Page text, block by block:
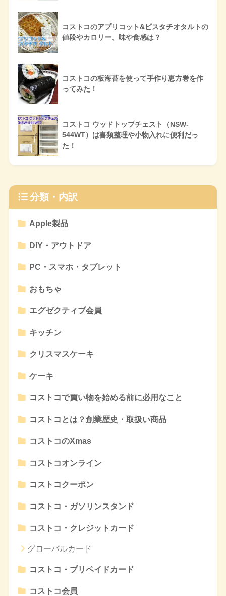
コストコのアプリコット&ピスタチオタルトの
値段やカロリー、味や食感は？
コストコの板海苔を使って手作り恵方巻を作
ってみた！
コストコ ウッドトップチェスト（NSW-
544WT）は書類整理や小物入れに便利だっ
た！
分類・内訳
Apple製品
DIY・アウトドア
PC・スマホ・タブレット
おもちゃ
エグゼクティブ会員
キッチン
クリスマスケーキ
ケーキ
コストコで買い物を始める前に必用なこと
コストコとは？創業歴史・取扱い商品
コストコのXmas
コストコオンライン
コストコクーポン
コストコ・ガソリンスタンド
コストコ・クレジットカード
グローバルカード
コストコ・プリペイドカード
コストコ会員